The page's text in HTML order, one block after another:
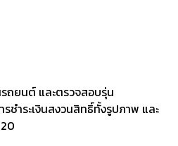
ถยนต์ และตรวจสอบรุ่น
ำระเงินสงวนสิทธิ์ทั้งรูปภาพ และ